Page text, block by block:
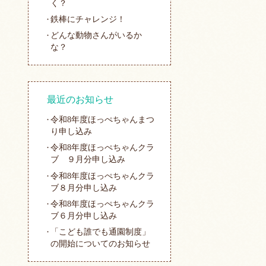
く？
鉄棒にチャレンジ！
どんな動物さんがいるか
な？
最近のお知らせ
令和8年度ほっぺちゃんまつ
り申し込み
令和8年度ほっぺちゃんクラ
ブ ９月分申し込み
令和8年度ほっぺちゃんクラ
ブ８月分申し込み
令和8年度ほっぺちゃんクラ
ブ６月分申し込み
「こども誰でも通園制度」
の開始についてのお知らせ